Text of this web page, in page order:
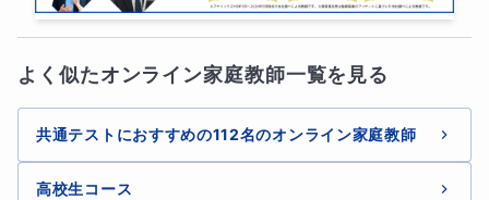
よく似たオンライン家庭教師一覧を見る
共通テストにおすすめの112名のオンライン家庭教師
高校生コース